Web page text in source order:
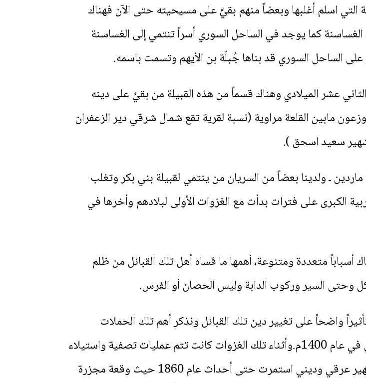
التي اسلم أغلبها وبعضاً منهم بقيَّ على مسيحيته حتى الآن فهناك
كما يوجد في الساحل السوري أسراً تنتمي إلى الغساسنة
الساحل السوري قد بناها جُبلّة بن الأيهم وتسمت باسمه.
عشر الميلادي وهناك قسماً من هذه القبيلة من بقيَّ على دينه
مابين القلعة مراوية (نسبة لقرية تقع شمال شرقي دير الزعفران
سعيد اسحق ).
ـ ولدينا بعضاً من السريان من ينتمي لقبيلة بني بكر وتغلب
الكبرى على فترات بدأت مع الغزوات الأولى لبلادهم وأخرها في
أسباباً متعددة ومتنوعة، أهمها ما قساه أهل تلك القبائل من ظلم
وحتى السير وركوب الدابة وليس الحصان أو الفرس.
واضحاً على تغيير دين تلك القبائل ونذكر أهم تلك الحملات
الصليبية والمملوكية في القرن الحادي عشر والغزو المغولي في عام 1400م.وأثناء تلك الغزوات كانت تتم عمليات تصفية واستيلاء
على أملاك المسيحيين المسالمين فلهذا حدثت حملات تطهير عرقي وديني استمرت حتى أحداث عام 1860 حيث وقعة مجزرة